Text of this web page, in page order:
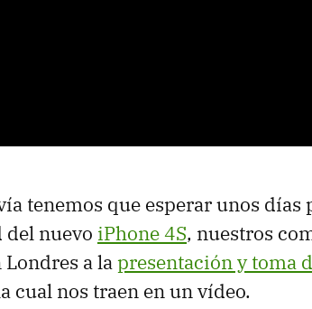
tenemos que esperar unos días
nuevo iPhone 4S, nuestros
a lapresentación y toma
cual nos traen en un vídeo.